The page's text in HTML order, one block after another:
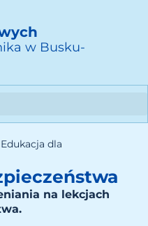
w Busku-
Edukacja dla
na lekcjach